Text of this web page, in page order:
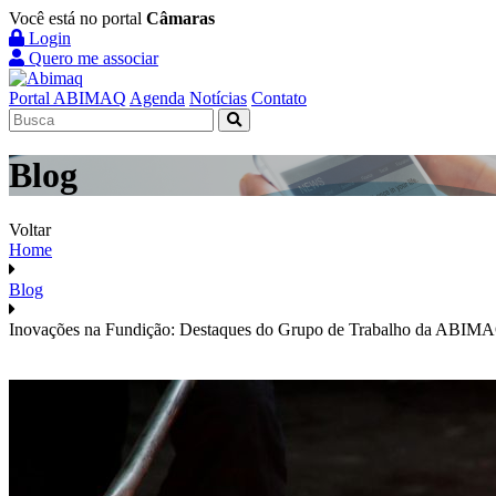
Você está no portal Câmaras
Login
Quero me associar
Portal ABIMAQ Agenda Notícias Contato
Blog
Voltar
Home
Blog
Inovações na Fundição: Destaques do Grupo de Trabalho da